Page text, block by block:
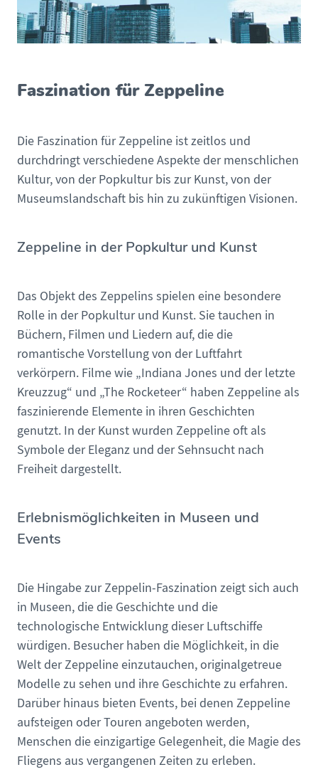
Faszination für Zeppeline
Die Faszination für Zeppeline ist zeitlos und
durchdringt verschiedene Aspekte der menschlichen
Kultur, von der Popkultur bis zur Kunst, von der
Museumslandschaft bis hin zu zukünftigen Visionen.
Zeppeline in der Popkultur und Kunst
Das Objekt des Zeppelins spielen eine besondere
Rolle in der Popkultur und Kunst. Sie tauchen in
Büchern, Filmen und Liedern auf, die die
romantische Vorstellung von der Luftfahrt
verkörpern. Filme wie „Indiana Jones und der letzte
Kreuzzug“ und „The Rocketeer“ haben Zeppeline als
faszinierende Elemente in ihren Geschichten
genutzt. In der Kunst wurden Zeppeline oft als
Symbole der Eleganz und der Sehnsucht nach
Freiheit dargestellt.
Erlebnismöglichkeiten in Museen und
Events
Die Hingabe zur Zeppelin-Faszination zeigt sich auch
in Museen, die die Geschichte und die
technologische Entwicklung dieser Luftschiffe
würdigen. Besucher haben die Möglichkeit, in die
Welt der Zeppeline einzutauchen, originalgetreue
Modelle zu sehen und ihre Geschichte zu erfahren.
Darüber hinaus bieten Events, bei denen Zeppeline
aufsteigen oder Touren angeboten werden,
Menschen die einzigartige Gelegenheit, die Magie des
Fliegens aus vergangenen Zeiten zu erleben.